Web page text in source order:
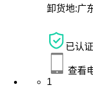
卸货地:广
已认证
查看
1